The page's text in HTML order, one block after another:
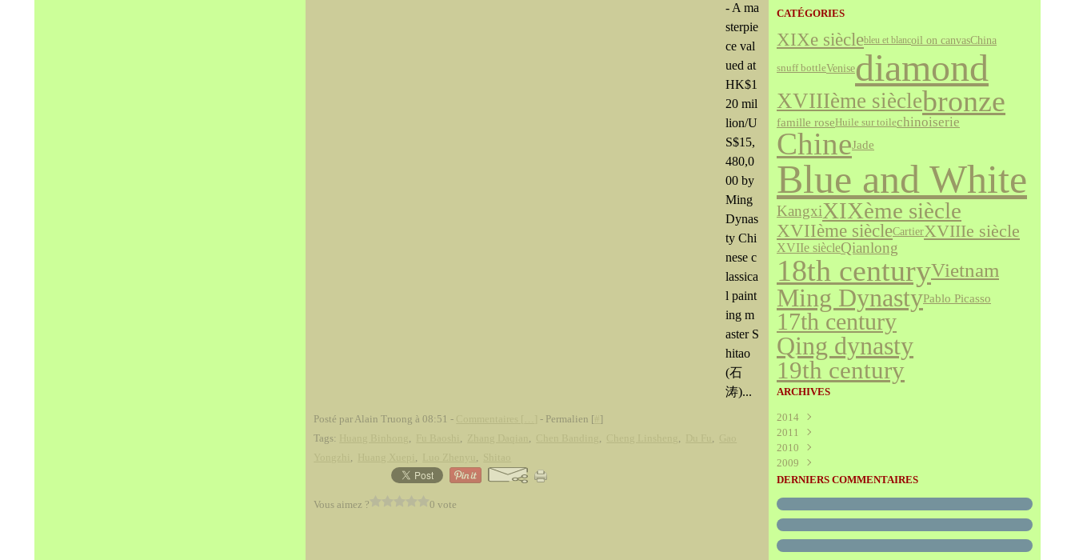
- A ma
sterpie
ce val
ued at
HK$1
20 mil
lion/U
S$15,
480,0
00 by
Ming
Dynas
ty Chi
nese c
lassica
l paint
ing m
aster S
hitao
(石
涛)...
Posté par Alain Truong à 08:51 - - Permalien [ ]
Tags:
, , , , , ,
, , ,
Vous aimez ? 0 vote
CATÉGORIES
XIXe sièclebleu et blancoil on canvasChina
snuff bottleVenisediamond
XVIIIème sièclebronze
famille roseHuile sur toilechinoiserie
ChineJade
Blue and White
KangxiXIXème siècle
XVIIème siècleCartierXVIIIe siècle
XVIIe siècleQianlong
18th centuryVietnam
Ming DynastyPablo Picasso
17th century
Qing dynasty
19th century
ARCHIVES
2014
Août
2011
Juillet
Juin
Mai(340)
Mars(227)
Janvier(289)
2010
Décembre
Novembre(595)
Septembre(272)
Juillet(325)
Juin(466)
2009
Décembre(208)
Octobre(227)
Août(273)
Juillet(316)
DERNIERS COMMENTAIRES